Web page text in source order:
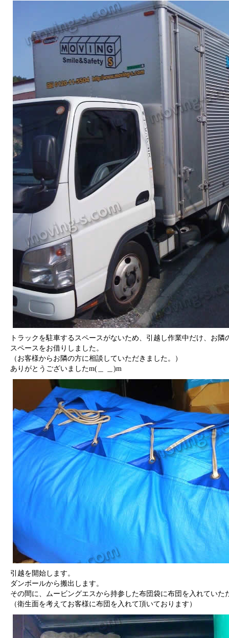
トラックを駐車するスペースがないため、引越し作業中だけ、お隣
スペースをお借りしました。
（お客様からお隣の方に相談していただきました。）
ありがとうございましたm(＿ ＿)m
引越を開始します。
ダンボールから搬出します。
その間に、ムービングエスから持参した布団袋に布団を入れていた
（衛生面を考えてお客様に布団を入れて頂いております）